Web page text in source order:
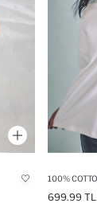
699.99 TL